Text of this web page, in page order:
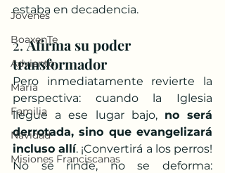
Jóvenes
BoaxenTe
Adviento
María
Familia
Navidad
Misiones Franciscanas
estaba en decadencia.
2. Afirma su poder
transformador
Pero inmediatamente revierte la
perspectiva: cuando la Iglesia
llegue a ese lugar bajo, no será
derrotada, sino que evangelizará
incluso allí. ¡Convertirá a los perros!
No se rinde, no se deforma: